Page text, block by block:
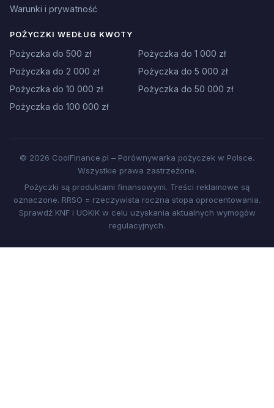
Warunki i prywatność
POŻYCZKI WEDŁUG KWOTY
Pożyczka do 500 zł
Pożyczka do 1 000 zł
Pożyczka do 2 000 zł
Pożyczka do 5 000 zł
Pożyczka do 10 000 zł
Pożyczka do 50 000 zł
Pożyczka do 100 000 zł
© 2026 CoolFinance.pl – Porównywarka pożyczek w Polsce.
Wszystkie prawa zastrzeżone.
Pożyczki są produktami finansowymi. Treści reklamowe są
oznaczone. RRSO = rzeczywista roczna stopa oprocentowania.
Sprawdź KNF i UOKiK w celu uzyskania aktualnych wymogów
regulacyjnych.